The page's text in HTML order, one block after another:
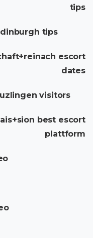
tips
tips
escort
dates
visitors
best escort
plattform